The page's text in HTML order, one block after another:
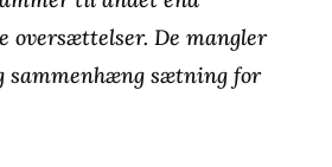
oversættelser. De mangler
sammenhæng sætning for